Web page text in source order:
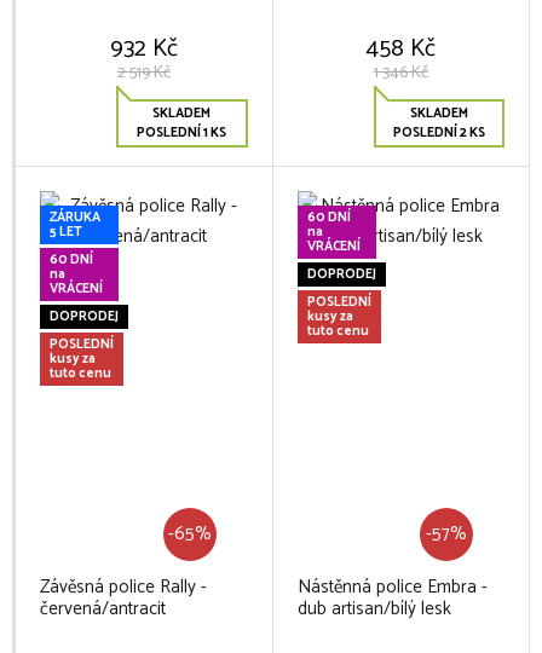
932 Kč
2 519 Kč
SKLADEM
POSLEDNÍ 1 KS
458 Kč
1 346 Kč
SKLADEM
POSLEDNÍ 2 KS
ZÁRUKA
5 LET
60 DNÍ
na
VRÁCENÍ
DOPRODEJ
POSLEDNÍ
kusy za
tuto cenu
-65%
Závěsná police Rally -
červená/antracit
60 DNÍ
na
VRÁCENÍ
DOPRODEJ
POSLEDNÍ
kusy za
tuto cenu
-57%
Nástěnná police Embra -
dub artisan/bílý lesk